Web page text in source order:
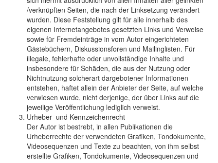
/verknüpften Seiten, die nach der Linksetzung verändert
wurden. Diese Feststellung gilt für alle innerhalb des
eigenen Internetangebotes gesetzten Links und Verweise
sowie für Fremdeinträge in vom Autor eingerichteten
Gästebüchern, Diskussionsforen und Mailinglisten. Für
illegale, fehlerhafte oder unvollständige Inhalte und
insbesondere für Schäden, die aus der Nutzung oder
Nichtnutzung solcherart dargebotener Informationen
entstehen, haftet allein der Anbieter der Seite, auf welche
verwiesen wurde, nicht derjenige, der über Links auf die
jeweilige Veröffentlichung lediglich verweist.
Urheber- und Kennzeichenrecht
Der Autor ist bestrebt, in allen Publikationen die
Urheberrechte der verwendeten Grafiken, Tondokumente,
Videosequenzen und Texte zu beachten, von ihm selbst
erstellte Grafiken, Tondokumente, Videosequenzen und